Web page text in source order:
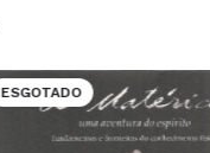
ESGOTADO